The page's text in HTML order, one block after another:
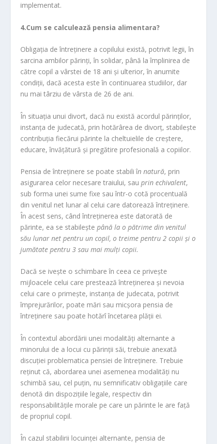
implementat.
4.Cum se calculează pensia alimentara?
Obligația de întreținere a copilului există, potrivit legii, în
sarcina ambilor părinți, în solidar, până la împlinirea de
către copil a vârstei de 18 ani și ulterior, în anumite
condiții, dacă acesta este în continuarea studiilor, dar
nu mai târziu de vârsta de 26 de ani.
În situația unui divort, dacă nu există acordul părinților,
instanța de judecată, prin hotărârea de divorţ, stabilește
contribuția fiecărui părinte la cheltuielile de creştere,
educare, învăţătură şi pregătire profesională a copiilor.
Pensia de întreţinere se poate stabili în natură, prin
asigurarea celor necesare traiului, sauprin echivalent,
sub forma unei sume fixe sau într-o cotă procentuală
din venitul net lunar al celui care datorează întreţinere.
În acest sens, când întreținerea este datorată de
părinte, ea se stabileştepânăla o pătrime din venitul
său lunar net pentru un copil, o treime pentru 2 copii şi o
jumătate pentru 3 sau mai mulţi copii.
Dacă se iveşte o schimbare în ceea ce priveşte
mijloacele celui care prestează întreţinerea şi nevoia
celui care o primeşte, instanţa de judecata, potrivit
împrejurărilor, poate mări sau micşora pensia de
întreţinere sau poate hotărî încetarea plăţii ei.
În contextul abordării unei modalități alternante a
minorului de a locui cu părinții săi, trebuie anexată
discuției problematica pensiei de întreținere. Trebuie
reținut că, abordarea unei asemenea modalități nu
schimbă sau, cel puțin, nu semnificativ obligațiile care
denotă din dispozițiile legale, respectiv din
responsabilitățile morale pe care un părinte le are față
de propriul copil.
În cazul stabilirii locuinței alternante, pensia de